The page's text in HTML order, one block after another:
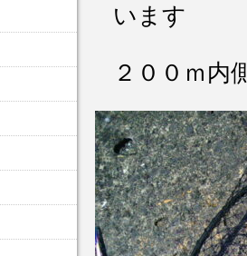
います
２００ｍ内